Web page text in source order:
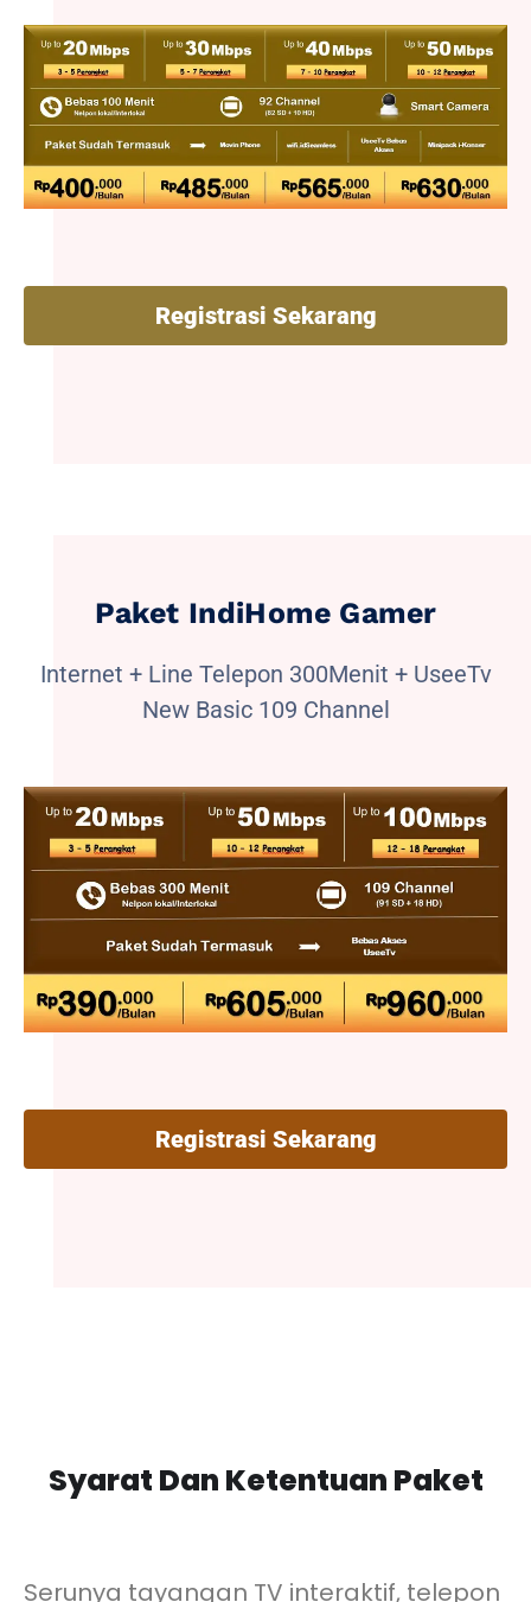
Registrasi Sekarang
Paket IndiHome Gamer
Internet + Line Telepon 300Menit + UseeTv
New Basic 109 Channel
Registrasi Sekarang
Syarat Dan Ketentuan Paket
Serunya tayangan TV interaktif, telepon